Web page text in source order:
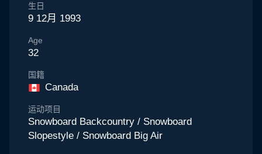
生日
9 12月 1993
Age
32
国籍
Canada
运动项目
Snowboard Backcountry / Snowboard
Slopestyle / Snowboard Big Air